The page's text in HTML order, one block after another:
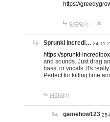
https://
답글달기
Sprunki Incredi… 24-11-
https://sprunki-
and sounds. Just drag
bass, or vocals. It's
Perfect for killing time
답글달기
gamehow123 25-